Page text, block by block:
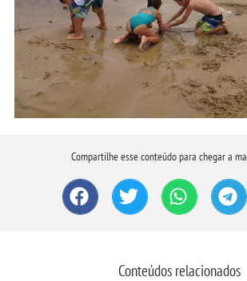
Compartilhe esse conteúdo para chegar a
Conteúdos relacionados